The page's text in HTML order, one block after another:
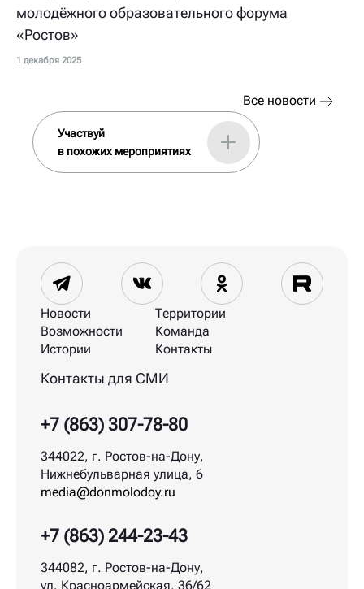
молодёжного образовательного форума
«Ростов»
1 декабря 2025
Все новости
Участвуй
в похожих мероприятиях
+7 (863) 244-23-43
344082, г. Ростов-на-Дону,
ул. Красноармейская, 36/62
Контакты для СМИ
+7 (863) 307-78-80
344022, г. Ростов-на-Дону,
Нижнебульварная улица, 6
media@donmolodoy.ru
Новости
Возможности
Истории
Территории
Команда
Контакты